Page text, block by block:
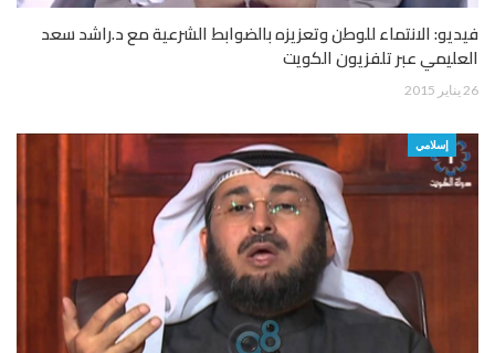
فيديو: الانتماء للوطن وتعزيزه بالضوابط الشرعية مع د.راشد سعد
العليمي عبر تلفزيون الكويت
26 يناير 2015
إسلامي